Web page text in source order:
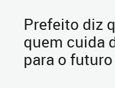
Prefeito diz
quem cuida
para o futuro